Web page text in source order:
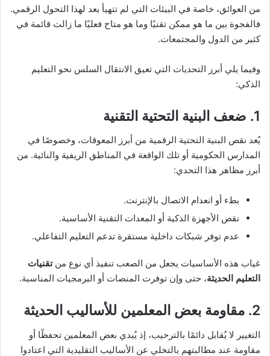
من العوائق، خاصة في البيئات التي لم تتهيأ بعد لهذا التحول الرقمي.
فالفجوة بين ما هو ممكن تقنيًا وما هو متاح فعليًا ما زالت قائمة في
كثير من الدول والمجتمعات.
وفيما يلي أبرز التحديات التي تعيق الانتقال السلس نحو التعليم
الذكي:
1. ضعف البنية التحتية التقنية
يُعد نقص البنية التحتية الرقمية من أبرز المعوقات، وخصوصًا في
المدارس الحكومية أو تلك الواقعة في المناطق الريفية والنائية. من
أبرز مظاهر هذا التحدي:
بطء أو انعدام الاتصال بالإنترنت.
نقص الأجهزة الذكية أو المعدات التقنية الأساسية.
عدم توفر شبكات داخلية مستقرة تدعم التعليم التفاعلي.
غياب هذه الأساسيات يجعل من الصعب تنفيذ أي نوع منتقنيات
التعليم الحديثة، حتى وإن توفرت المنصات أو البرمجيات المناسبة.
2. مقاومة بعض المعلمين للأساليب الحديثة
التغيير لا يُقابل دائمًا بالترحيب، إذ يُبدي بعض المعلمين تحفظًا أو
مقاومة عند مطالبتهم بالتخلي عن الأساليب التقليدية التي اعتادوا